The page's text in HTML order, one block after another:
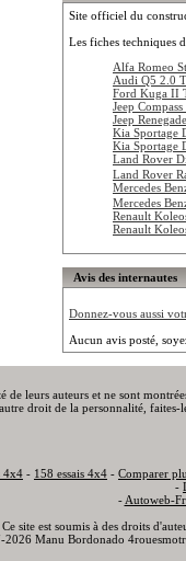
Site officiel du
Les fiches techniques
Alfa Romeo
Audi Q5 2.0
Ford Kuga II
Jeep
Jeep
Kia Sportage
Kia Sportage
Land Rover
Land Rover
Mercedes
Mercedes
Renault
Renault
Avis des internautes
Donnez-vous aussi
Aucun avis posté,
de leurs auteurs et ne sont
droit de la personnalité,
4x4 - 158 essais 4x4 - Comparer
-
- Autoweb-
Ce site est soumis à des droits
2026 Manu Bordonado